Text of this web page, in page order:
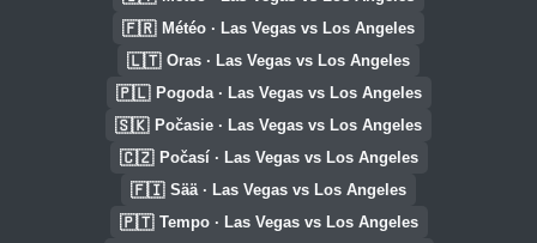
🇫🇷 Météo · Las Vegas vs Los Angeles
🇱🇹 Oras · Las Vegas vs Los Angeles
🇵🇱 Pogoda · Las Vegas vs Los Angeles
🇸🇰 Počasie · Las Vegas vs Los Angeles
🇨🇿 Počasí · Las Vegas vs Los Angeles
🇫🇮 Sää · Las Vegas vs Los Angeles
🇵🇹 Tempo · Las Vegas vs Los Angeles